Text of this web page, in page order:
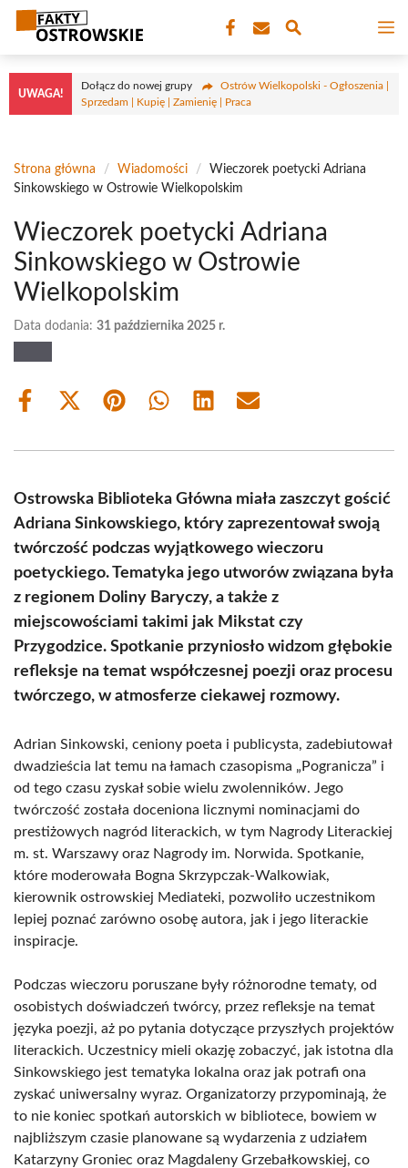
Przejdź
treści
UWAGA!
Dołącz do nowej grupy
Ostrów Wielkopolski - Ogłoszenia |
Sprzedam | Kupię | Zamienię | Praca
Strona główna / Wiadomości /
Wieczorek poetycki Adriana
Sinkowskiego w Ostrowie Wielkopolskim
Wieczorek poetycki Adriana
Sinkowskiego w Ostrowie
Wielkopolskim
Data dodania: 31 października 2025 r.
Share
Share
(Twitter)
Share Share Share Share
Ostrowska Biblioteka Główna miała zaszczyt gościć
Adriana Sinkowskiego, który zaprezentował swoją
twórczość podczas wyjątkowego wieczoru
poetyckiego. Tematyka jego utworów związana była
z regionem Doliny Baryczy, a także z
miejscowościami takimi jak Mikstat czy
Przygodzice. Spotkanie przyniosło widzom głębokie
refleksje na temat współczesnej poezji oraz procesu
twórczego, w atmosferze ciekawej rozmowy.
Adrian Sinkowski, ceniony poeta i publicysta, zadebiutował
dwadzieścia lat temu na łamach czasopisma „Pogranicza” i
od tego czasu zyskał sobie wielu zwolenników. Jego
twórczość została doceniona licznymi nominacjami do
prestiżowych nagród literackich, w tym Nagrody Literackiej
m. st. Warszawy oraz Nagrody im. Norwida. Spotkanie,
które moderowała Bogna Skrzypczak-Walkowiak,
kierownik ostrowskiej Mediateki, pozwoliło uczestnikom
lepiej poznać zarówno osobę autora, jak i jego literackie
inspiracje.
Podczas wieczoru poruszane były różnorodne tematy, od
osobistych doświadczeń twórcy, przez refleksje na temat
języka poezji, aż po pytania dotyczące przyszłych projektów
literackich. Uczestnicy mieli okazję zobaczyć, jak istotna dla
Sinkowskiego jest tematyka lokalna oraz jak potrafi ona
zyskać uniwersalny wyraz. Organizatorzy przypominają, że
to nie koniec spotkań autorskich w bibliotece, bowiem w
najbliższym czasie planowane są wydarzenia z udziałem
Katarzyny Groniec oraz Magdaleny Grzebałkowskiej, co